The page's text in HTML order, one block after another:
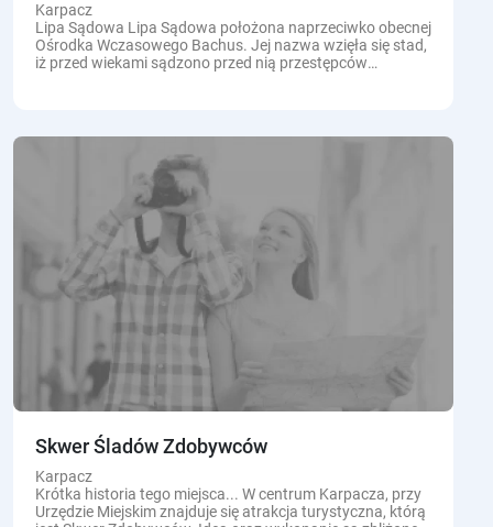
Karpacz
Lipa Sądowa Lipa Sądowa położona naprzeciwko obecnej
Ośrodka Wczasowego Bachus. Jej nazwa wzięła się stad,
iż przed wiekami sądzono przed nią przestępców
Skwer Śladów Zdobywców
Karpacz
Krótka historia tego miejsca... W centrum Karpacza, przy
Urzędzie Miejskim znajduje się atrakcja turystyczna, którą